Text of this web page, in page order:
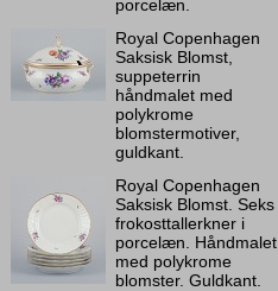
porcelæn.
Royal Copenhagen
Saksisk Blomst,
suppeterrin
håndmalet med
polykrome
blomstermotiver,
guldkant.
Royal Copenhagen
Saksisk Blomst. Seks
frokosttallerkner i
porcelæn. Håndmalet
med polykrome
blomster. Guldkant.